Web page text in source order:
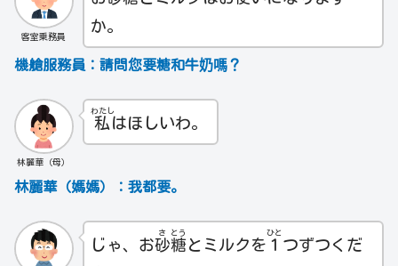
客室乗務員
か。
機艙服務員：請問您要糖和牛奶嗎？
林麗華（母）
私
わたし
はほしいわ。
林麗華（媽媽）：我都要。
じゃ、お砂
さ
糖
とう
とミルクを １
ひと
つずつくだ